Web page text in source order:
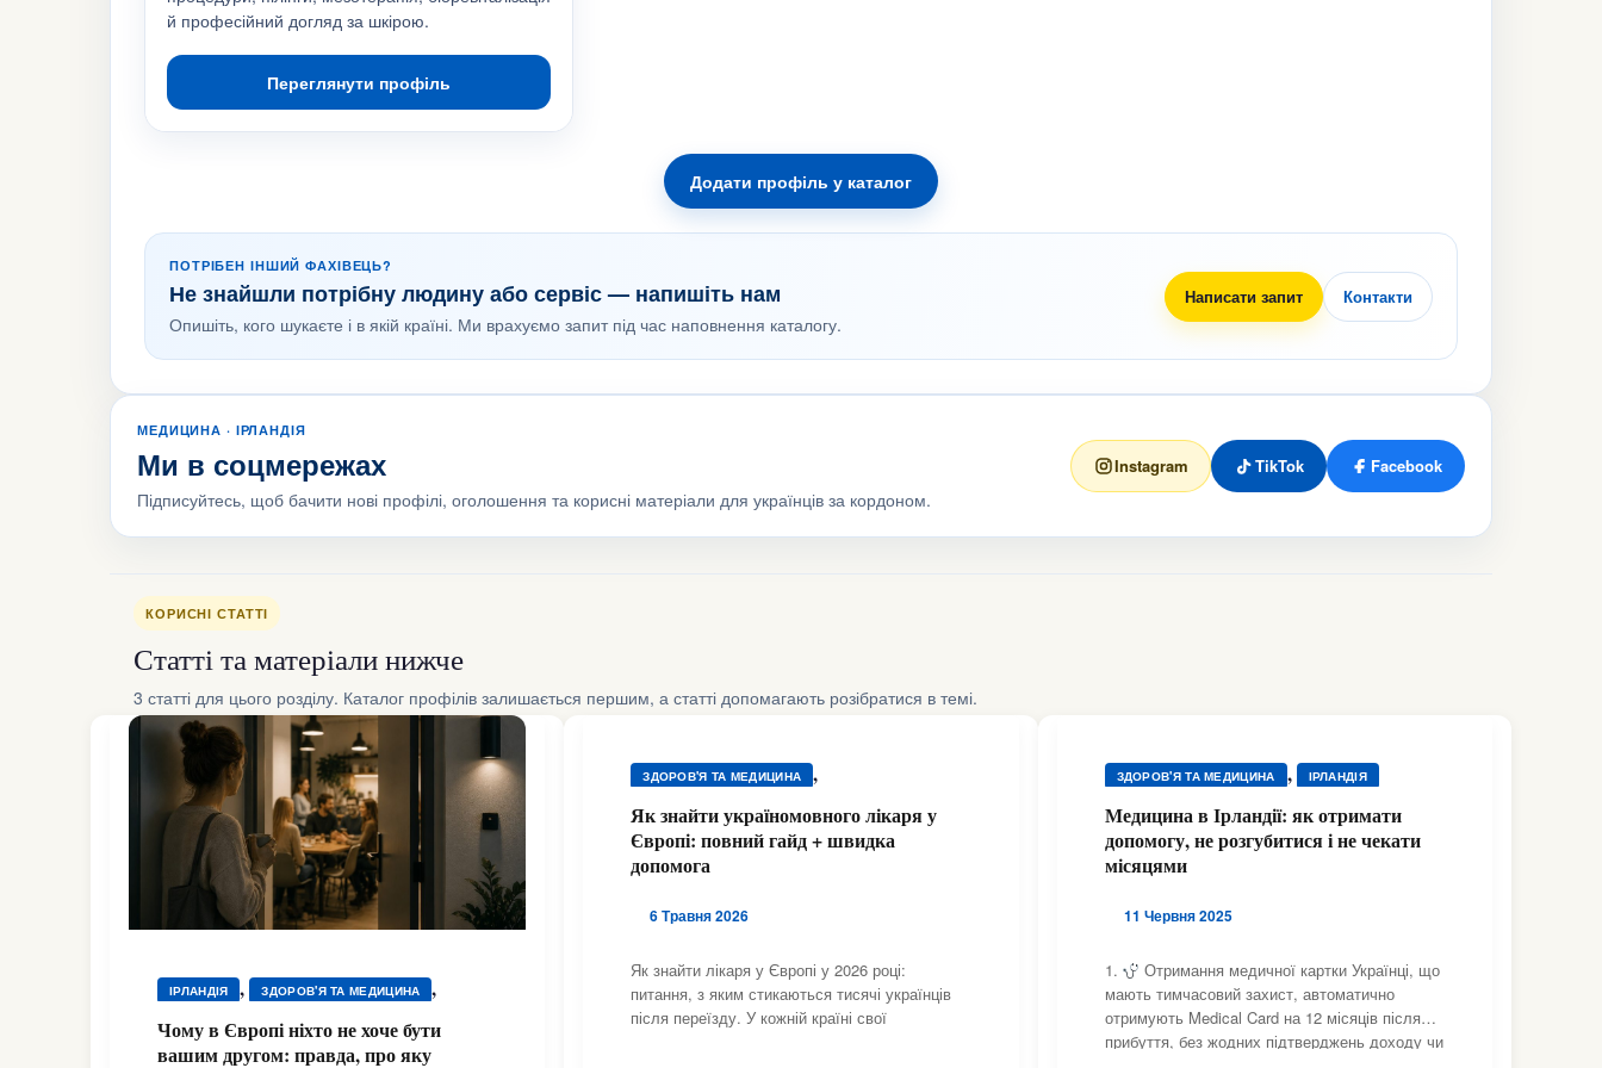
й професійний догляд за шкірою.
Переглянути профіль
Додати профіль у каталог
ПОТРІБЕН ІНШИЙ ФАХІВЕЦЬ?
Не знайшли потрібну людину або сервіс — напишіть нам
Опишіть, кого шукаєте і в якій країні. Ми врахуємо запит під час наповнення каталогу.
Написати запит Контакти
МЕДИЦИНА · ІРЛАНДІЯ
Ми в соцмережах
Підписуйтесь, щоб бачити нові профілі, оголошення та корисні матеріали для українців за кордоном.
Instagram TikTok Facebook
КОРИСНІ СТАТТІ
Статті та матеріали нижче
3 статті для цього розділу. Каталог профілів залишається першим, а статті допомагають розібратися в темі.
ІРЛАНДІЯ , ЗДОРОВ'Я ТА МЕДИЦИНА ,
ЗДОРОВ'Я ТА МЕДИЦИНА
ЗДОРОВ'Я ТА МЕДИЦИНА , ІСПАНІЯ ,
Чому в Європі ніхто не хоче бути
вашим другом: правда, про яку
ЗДОРОВ'Я ТА МЕДИЦИНА ,
ЗДОРОВ'Я ТА МЕДИЦИНА
ЗДОРОВ'Я ТА МЕДИЦИНА ,
ЗДОРОВ'Я ТА МЕДИЦИНА
ЗДОРОВ'Я ТА МЕДИЦИНА ,
ЗДОРОВ'Я ТА МЕДИЦИНА ,
ЗДОРОВ'Я ТА МЕДИЦИНА ,
Як знайти україномовного лікаря у
Європі: повний гайд + швидка
допомога
6 Травня 2026
Як знайти лікаря у Європі у 2026 році:
питання, з яким стикаються тисячі українців
після переїзду. У кожній країні свої
ЗДОРОВ'Я ТА МЕДИЦИНА , ІРЛАНДІЯ
Медицина в Ірландії: як отримати
допомогу, не розгубитися і не чекати
місяцями
11 Червня 2025
1.
Отримання медичної картки Українці, що
мають тимчасовий захист, автоматично
отримують Medical Card на 12 місяців після
прибуття, без жодних підтверджень доходу чи